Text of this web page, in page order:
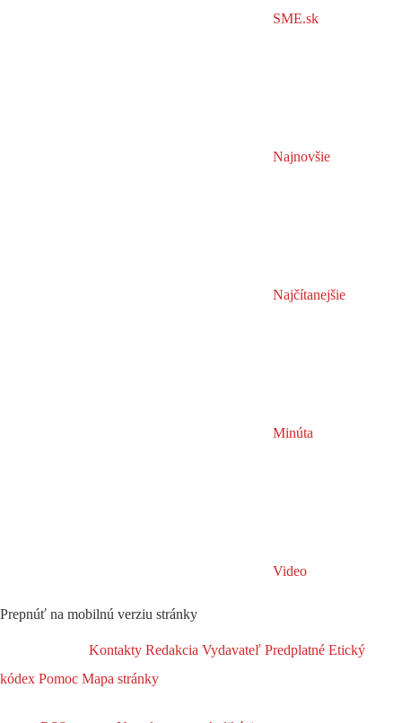
SME.sk
Najnovšie
Najčítanejšie
Minúta
Video
Prepnúť na mobilnú verziu stránky
Kontakty Redakcia Vydavateľ Predplatné Etický
kódex Pomoc Mapa stránky